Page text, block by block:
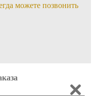
можете позвонить